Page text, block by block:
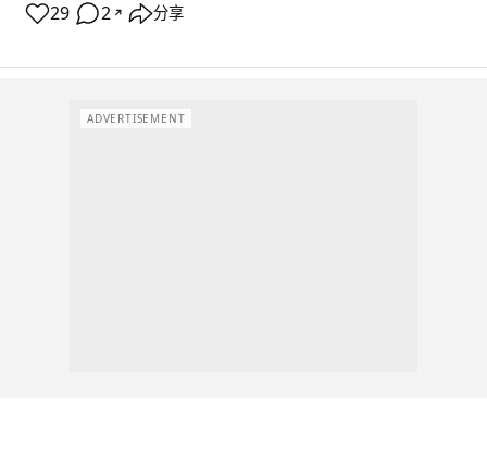
29 2 ↗ 分享
ADVERTISEMENT